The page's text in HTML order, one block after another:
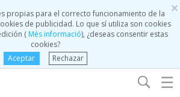
×
propias para el correcto funcionamiento de la
de publicidad. Lo que sí utiliza son cookies
(Més informació), ¿deseas consentir estas
cookies?
Aceptar
Rechazar
☰